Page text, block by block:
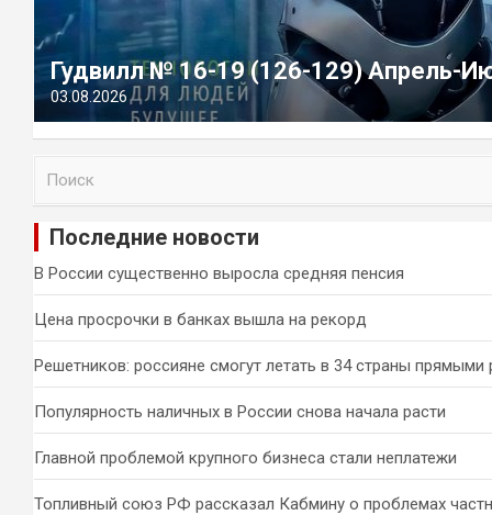
Гудвилл № 16-19 (126-129) Апрель-
03.08.2026
и
Последние новости
В России существенно выросла средняя пенсия
Цена просрочки в банках вышла на рекорд
Решетников: россияне смогут летать в 34 страны прямыми
Популярность наличных в России снова начала расти
Главной проблемой крупного бизнеса стали неплатежи
Топливный союз РФ рассказал Кабмину о проблемах